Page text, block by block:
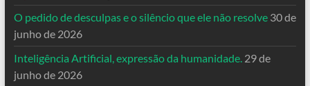
O pedido de desculpas e o silêncio que ele não resolve 30 de
junho de 2026
Inteligência Artificial, expressão da humanidade. 29 de
junho de 2026